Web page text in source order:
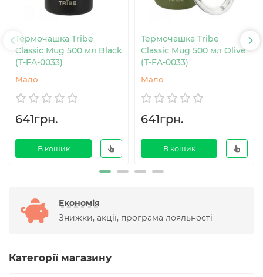
Термочашка Tribe
Classic Mug 500 мл Black
(T-FA-0033)
Мало
641грн.
В кошик
Термочашка Tribe
Classic Mug 500 мл Olive
(T-FA-0033)
Мало
641грн.
В кошик
Економія
Знижки, акції, програма лояльності
Категорії магазину